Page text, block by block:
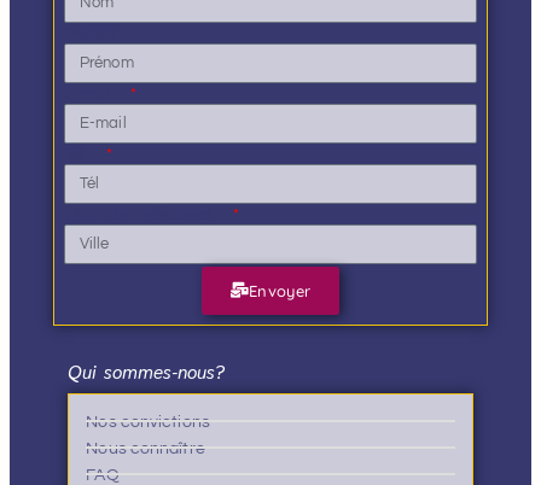
Envoyer
Qui sommes-nous?
Nos convictions
Nous connaître
FAQ